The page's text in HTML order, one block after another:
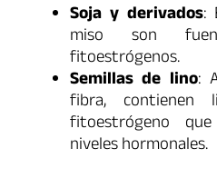
Soja y derivados:
miso son
fitoestrógenos.
Semillas de lino:
fibra, contienen
fitoestrógeno
niveles hormonales.